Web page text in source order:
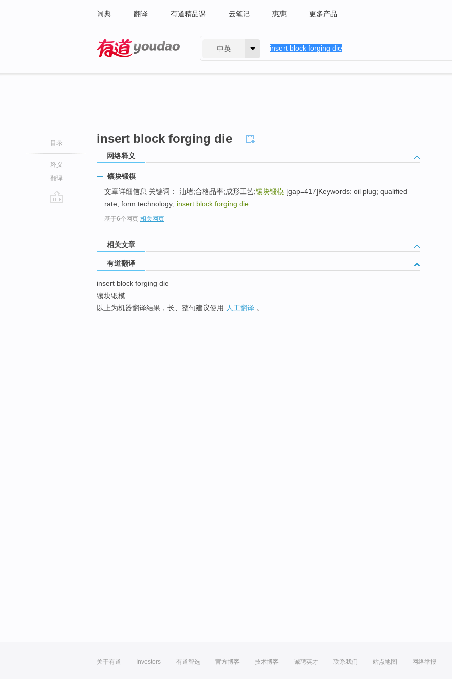
词典 翻译 有道精品课 云笔记 惠惠 更多产品
中英
目录
释义
翻译
insert block forging die
网络释义
镶块锻模
文章详细信息 关键词： 油堵;合格品率;成形工艺;镶块锻模 [gap=417]Keywords: oil plug; qualified
rate; form technology; insert block forging die
基于6个网页-相关网页
相关文章
有道翻译
insert block forging die
镶块锻模
以上为机器翻译结果，长、整句建议使用 人工翻译 。
关于有道 Investors 有道智选 官方博客 技术博客 诚聘英才 联系我们 站点地图 网络举报